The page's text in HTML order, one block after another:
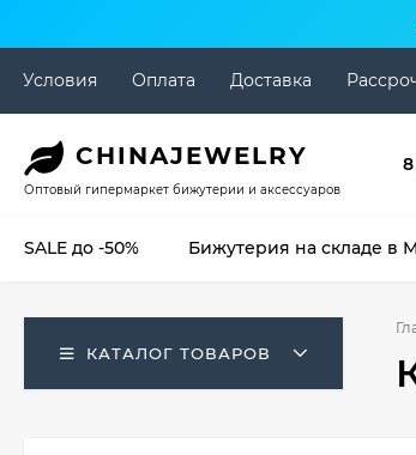
Условия Оплата Доставка
CHINAJEWELRY
Оптовый гипермаркет бижутерии и аксессуаров
SALE до -50% Бижутерия на складе в
КАТАЛОГ ТОВАРОВ